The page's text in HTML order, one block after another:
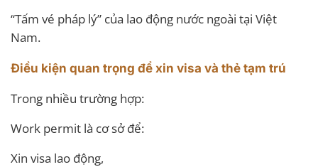
“Tấm vé pháp lý” của lao động nước ngoài tại Việt
Nam.
Điều kiện quan trọng để xin visa và thẻ tạm trú
Trong nhiều trường hợp:
Work permit là cơ sở để:
Xin visa lao động,